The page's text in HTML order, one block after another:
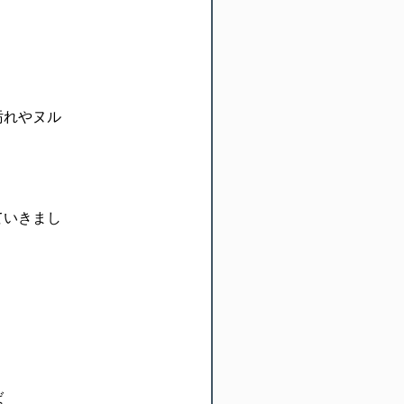
やヌル
きまし